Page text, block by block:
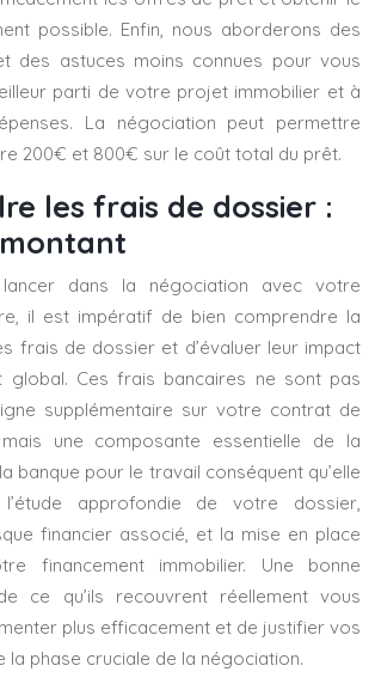
possible. Enfin, nous aborderons des
des astuces moins connues pour vous
parti de votre projet immobilier et à
La négociation peut permettre
200€ et 800€ sur le coût total du prêt.
les frais de dossier :
dans la négociation avec votre
il est impératif de bien comprendre la
frais de dossier et d’évaluer leur impact
global. Ces frais bancaires ne sont pas
supplémentaire sur votre contrat de
une composante essentielle de la
banque pour le travail conséquent qu’elle
approfondie de votre dossier,
financier associé, et la mise en place
financement immobilier. Une bonne
ce qu’ils recouvrent réellement vous
plus efficacement et de justifier vos
la phase cruciale de la négociation.